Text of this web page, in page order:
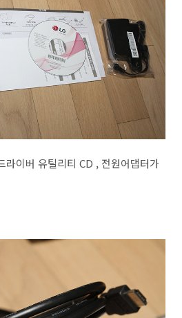
이버 유틸리티 CD , 전원어댑터가